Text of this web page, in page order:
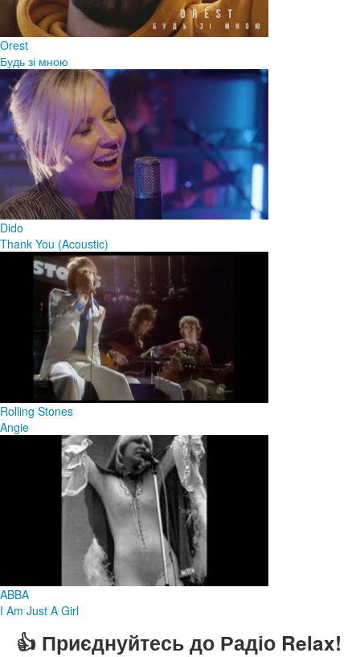
Orest
Будь зі мною
Dido
Thank You (Acoustic)
Rolling Stones
Angie
ABBA
I Am Just A Girl
👍 Приєднуйтесь до Радіо Relax!